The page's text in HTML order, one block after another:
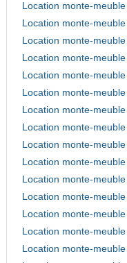
Location monte-
Location monte-
Location monte-
Location monte-
Location monte-
Location monte-
Location monte-
Location monte-
Location monte-
Location monte-
Location monte-
Location monte-
Location monte-
Location monte-
Location monte-